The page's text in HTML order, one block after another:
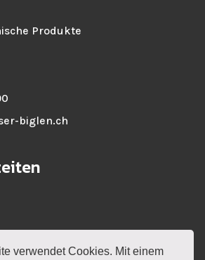
verwendet Cookies. Mit einem
Produkte
biglen.ch